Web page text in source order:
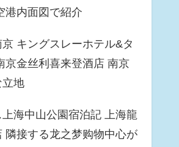
港内面図で紹介
キングスレーホテル&タ
京金丝利喜来登酒店 南京
立地
海中山公園宿泊記 上海龍
隣接する龙之梦购物中心が